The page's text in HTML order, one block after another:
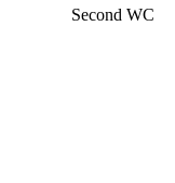
Second WC